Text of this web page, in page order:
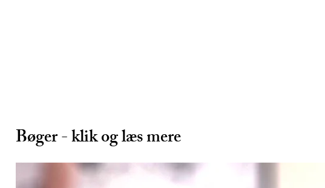
Bøger - klik og læs mere